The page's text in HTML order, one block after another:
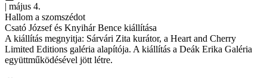
| május 4.
Hallom a szomszédot
Csató József és Knyihár Bence kiállítása
A kiállítás megnyitja: Sárvári Zita kurátor, a Heart and Cherry
Limited Editions galéria alapítója. A kiállítás a Deák Erika Galéria
együttműködésével jött létre.